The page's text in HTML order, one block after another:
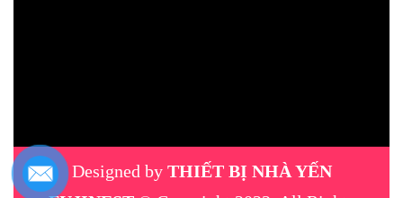
Designed by THIẾT BỊ NHÀ YẾN